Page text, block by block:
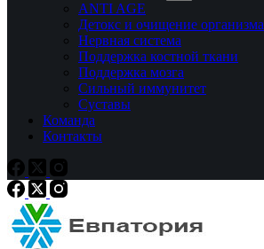
ANTI AGE
Детокс и очищение организма
Нервная система
Поддержка костной ткани
Поддержка мозга
Сильный иммунитет
Суставы
Команда
Контакты